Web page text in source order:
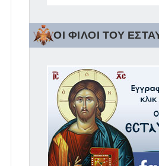
ΟΙ ΦΙΛΟΙ ΤΟΥ